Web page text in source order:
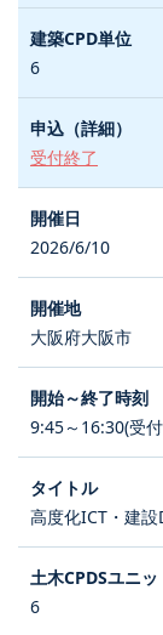
6
受付終了
2026/6/10
大阪府大阪市
9:45～16:30(受
高度化ICT・建
6